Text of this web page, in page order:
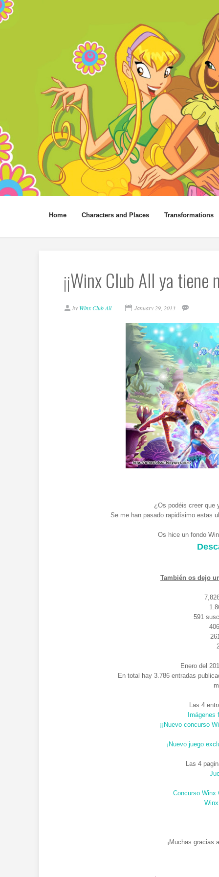
Home Characters and Places Transformations
¡¡Winx Club All ya
by Winx Club All January 29, 2013
¿Os podéis creer que
Se me han pasado rapidísimo estas
Os hice un fondo
También os dejo
591
Enero del
En total hay 3.786 entradas
Las 4
Imágenes
¡¡Nuevo concurso
¡Nuevo juego
Las 4
Concurso Winx
¡Muchas gracias